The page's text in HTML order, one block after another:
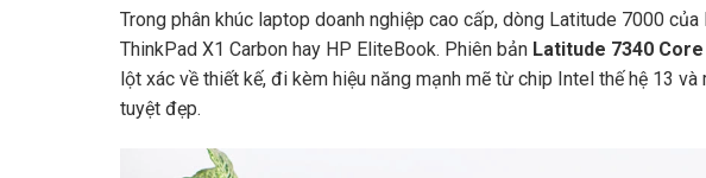
Trong phân khúc laptop doanh nghiệp cao cấp, dòng Latitude 7000
ThinkPad X1 Carbon hay HP EliteBook. Phiên bản Latitude 7340
lột xác về thiết kế, đi kèm hiệu năng mạnh mẽ từ chip Intel thế hệ 13 và
tuyệt đẹp.